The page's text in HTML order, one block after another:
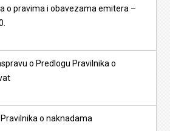
o pravima i obavezama emitera –
o Predlogu Pravilnika o
o naknadama